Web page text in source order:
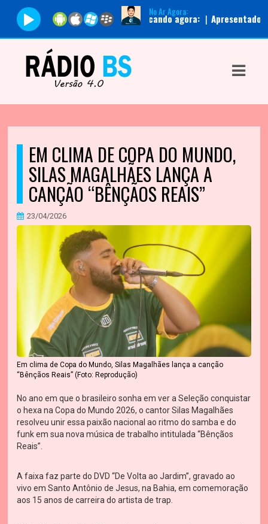
No Ar Agora:
Tocando agora:|Apresentador:
EM CLIMA DE COPA DO MUNDO,
SILAS MAGALHÃES LANÇA A
CANÇÃO “BÊNÇÃOS REAIS”
23/04/2026
Em clima de Copa do Mundo, Silas Magalhães lança a canção
“Bênçãos Reais” (Foto: Reprodução)
No ano em que o brasileiro sonha em ver a Seleção conquistar
o hexa na Copa do Mundo 2026, o cantor Silas Magalhães
resolveu unir essa paixão nacional ao ritmo do samba e do
funk em sua nova música de trabalho intitulada “Bênçãos
Reais”.
A faixa faz parte do DVD “De Volta ao Jardim”, gravado ao
vivo em Santo Antônio de Jesus, na Bahia, em comemoração
aos 15 anos de carreira do artista de trap.